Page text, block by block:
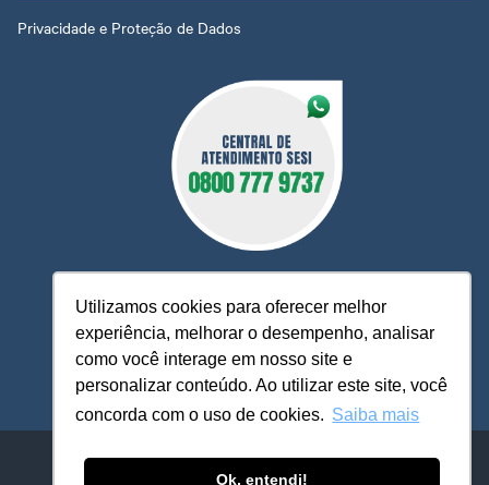
Utilizamos cookies para oferecer melhor
experiência, melhorar o desempenho, analisar
como você interage em nosso site e
personalizar conteúdo. Ao utilizar este site, você
concorda com o uso de cookies. Saiba mais
Ok, entendi!
Privacidade e Proteção de Dados
O Sesi MT está à sua disposição, pronto para esclarecer
dúvidas, receber reclamações, sugestões e firmar parcerias,
visando sempre oferecer melhores serviços e atendimento.
Sistema FIEMT / SESI-MT - ​​Serviço Social da Indústria
Avenida Historiador Rubens de Mendonça, 4.193 - Centro Político